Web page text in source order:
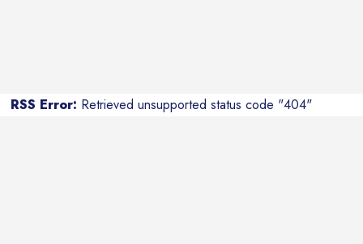
RSS Error: Retrieved unsupported status code "404"